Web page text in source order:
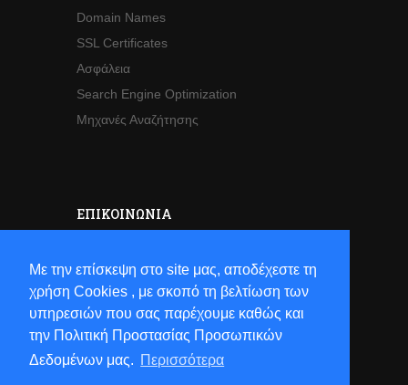
Με την επίσκεψη στο site μας, αποδέχεστε τη
χρήση Cookies , με σκοπό τη βελτίωση των
υπηρεσιών που σας παρέχουμε καθώς και
την Πολιτική Προστασίας Προσωπικών
Δεδομένων μας. Περισσότερα
Domain Names
SSL Certificates
Ασφάλεια
Search Engine Optimization
Μηχανές Αναζήτησης
ΕΠΙΚΟΙΝΩΝΊΑ
Τηλ: +30 2821063941
Email:sales[at]hostsun[dot]com